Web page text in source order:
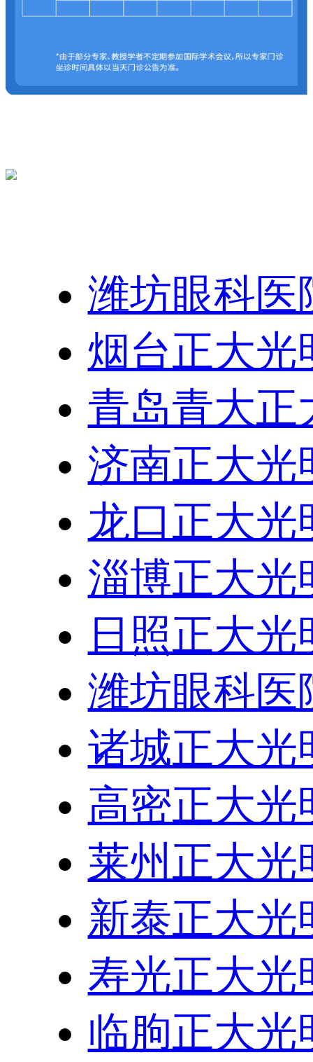
潍坊眼科医
烟台正大光
青岛青大
济南正大光
龙口正大光
淄博正大光
日照正大
潍坊眼科医
诸城正大光
高密正大光
莱州正大光
新泰正大光
寿光正大光
临朐正大光